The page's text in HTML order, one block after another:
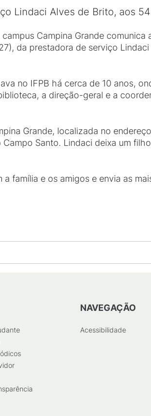
Lindaci Alves de Brito, aos
Campina Grande comunica
da prestadora de serviço
no IFPB há cerca de 10 anos,
a direção-geral e a
Grande, localizada no
Santo. Lindaci deixa um
família e os amigos e envia as
NAVEGAÇÃO
Acessibilidade